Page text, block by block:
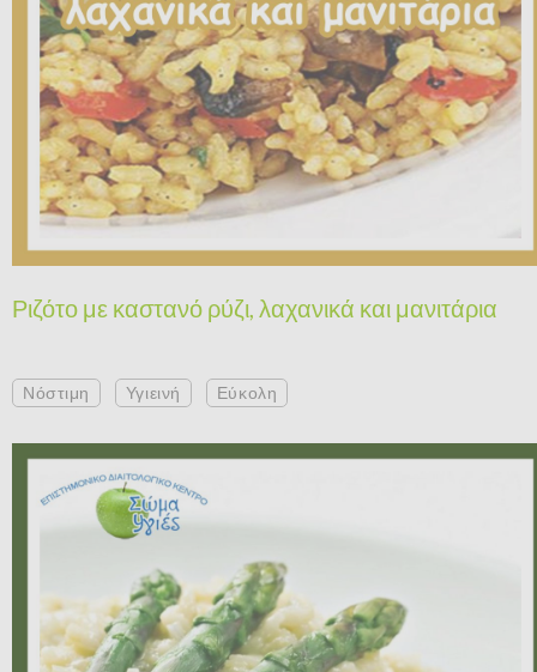
Ριζότο με καστανό ρύζι, λαχανικά και μανιτάρια
Νόστιμη Υγιεινή Εύκολη